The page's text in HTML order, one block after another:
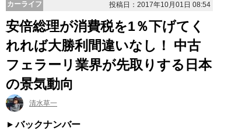
カーライフ
投稿日：2017年10月01日 08:54
安倍総理が消費税を1％下げてく
れれば大勝利間違いなし！ 中古
フェラーリ業界が先取りする日本
の景気動向
清水草一
バックナンバー